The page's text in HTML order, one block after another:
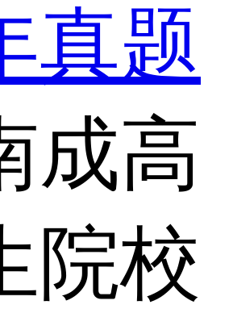
真题
成高
院校